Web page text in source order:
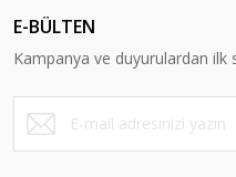
E-BÜLTEN
Kampanya ve duyurulardan ilk